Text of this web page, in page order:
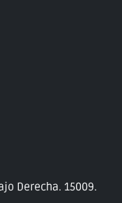
Derecha. 15009.